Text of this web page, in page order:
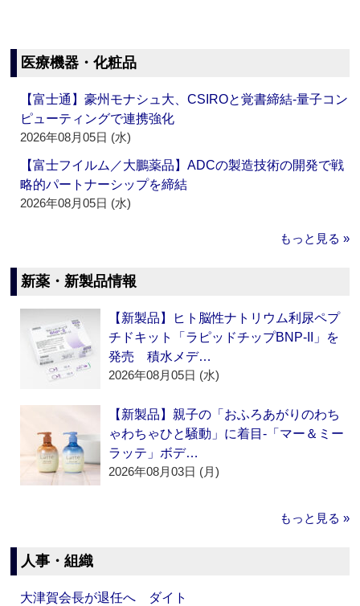
医療機器・化粧品
【富士通】豪州モナシュ大、CSIROと覚書締結‐量子コン
ピューティングで連携強化
2026年08月05日 (水)
【富士フイルム／大鵬薬品】ADCの製造技術の開発で戦
略的パートナーシップを締結
2026年08月05日 (水)
もっと見る »
新薬・新製品情報
【新製品】ヒト脳性ナトリウム利尿ペプ
チドキット「ラピッドチップBNP-II」を
発売 積水メデ…
2026年08月05日 (水)
【新製品】親子の「おふろあがりのわち
ゃわちゃひと騒動」に着目‐「マー＆ミー
ラッテ」ボデ…
2026年08月03日 (月)
もっと見る »
人事・組織
大津賀会長が退任へ ダイト